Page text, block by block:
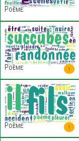
Poème:
1
Poème:
1
Poème: